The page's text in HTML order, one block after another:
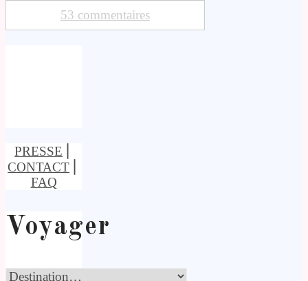
53 commentaires
PRESSE
CONTACT
FAQ
Voyager